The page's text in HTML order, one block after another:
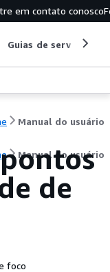
em contato conosco
Guias de serviço
Manual do usuário
Manual do usuário
de
foco